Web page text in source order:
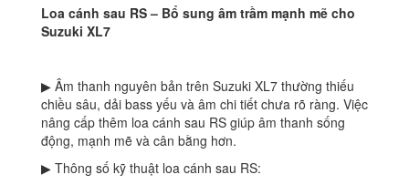
Loa cánh sau RS – Bổ sung âm trầm mạnh mẽ cho
Suzuki XL7
▶ Âm thanh nguyên bản trên Suzuki XL7 thường thiếu
chiều sâu, dải bass yếu và âm chi tiết chưa rõ ràng. Việc
nâng cấp thêm loa cánh sau RS giúp âm thanh sống
động, mạnh mẽ và cân bằng hơn.
▶ Thông số kỹ thuật loa cánh sau RS: